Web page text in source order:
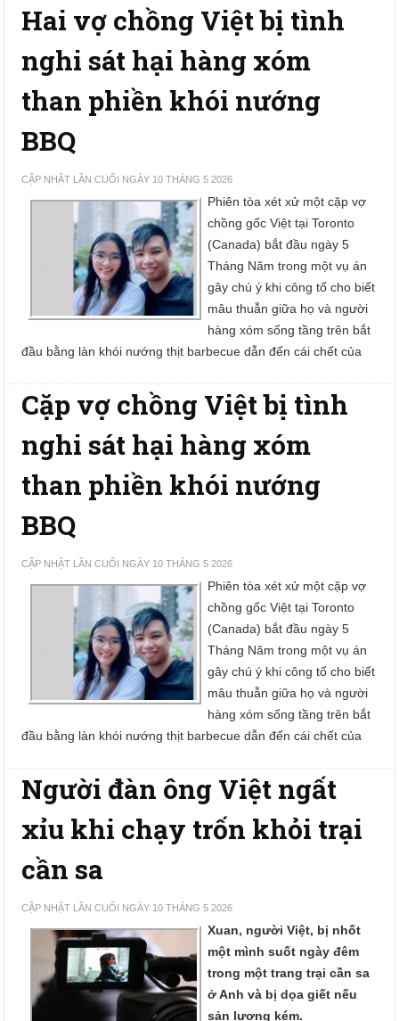
Hai vợ chồng Việt bị tình
nghi sát hại hàng xóm
than phiền khói nướng
BBQ
CẬP NHẬT LẦN CUỐI NGÀY 10 THÁNG 5 2026
Phiên tòa xét xử một cặp vợ
chồng gốc Việt tại Toronto
(Canada) bắt đầu ngày 5
Tháng Năm trong một vụ án
gây chú ý khi công tố cho biết
mâu thuẫn giữa họ và người
hàng xóm sống tầng trên bắt
đầu bằng làn khói nướng thịt barbecue dẫn đến cái chết của
Cặp vợ chồng Việt bị tình
nghi sát hại hàng xóm
than phiền khói nướng
BBQ
CẬP NHẬT LẦN CUỐI NGÀY 10 THÁNG 5 2026
Phiên tòa xét xử một cặp vợ
chồng gốc Việt tại Toronto
(Canada) bắt đầu ngày 5
Tháng Năm trong một vụ án
gây chú ý khi công tố cho biết
mâu thuẫn giữa họ và người
hàng xóm sống tầng trên bắt
đầu bằng làn khói nướng thịt barbecue dẫn đến cái chết của
Người đàn ông Việt ngất
xỉu khi chạy trốn khỏi trại
cần sa
CẬP NHẬT LẦN CUỐI NGÀY 10 THÁNG 5 2026
Xuan, người Việt, bị nhốt
một mình suốt ngày đêm
trong một trang trại cần sa
ở Anh và bị dọa giết nếu
sản lượng kém.